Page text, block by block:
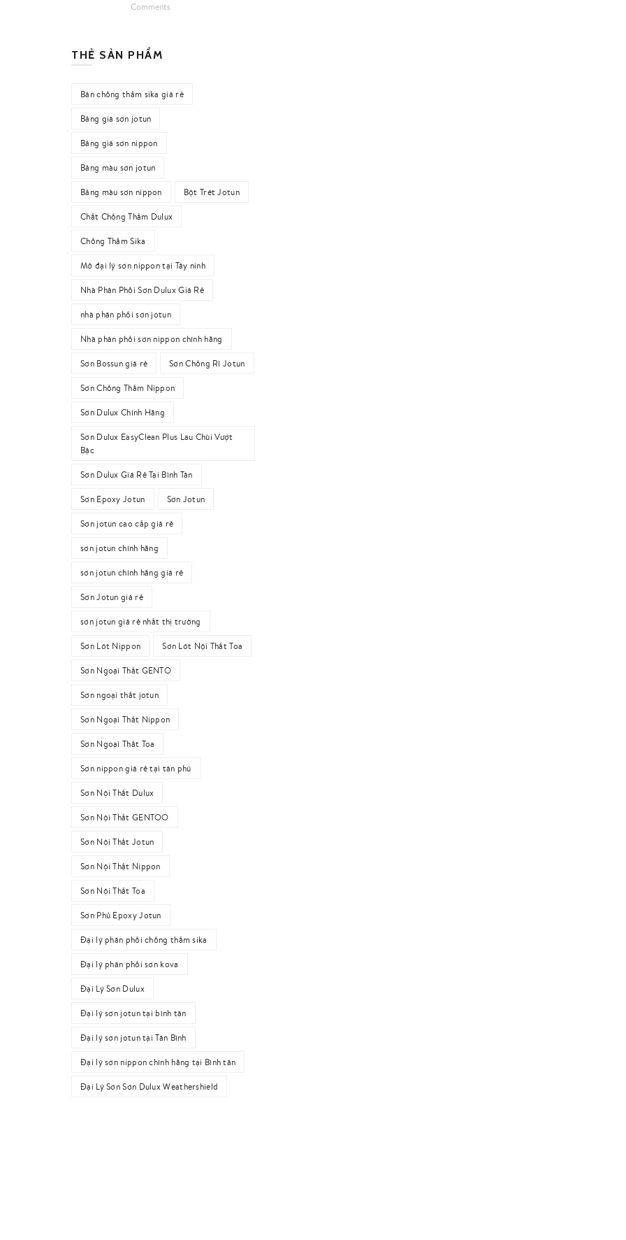
Comments
THẺ SẢN PHẨM
Bán chống thấm sika giá rẻ
Bảng giá sơn jotun
Bảng giá sơn nippon
Bảng màu sơn jotun
Bảng màu sơn nippon Bột Trét Jotun
Chất Chống Thấm Dulux
Chống Thấm Sika
Mở đại lý sơn nippon tại Tây ninh
Nhà Phân Phối Sơn Dulux Giá Rẻ
nhà phân phối sơn jotun
Nhà phân phối sơn nippon chính hãng
Sơn Bossun giá rẻ Sơn Chống Rỉ Jotun
Sơn Chống Thấm Nippon
Sơn Dulux Chính Hãng
Sơn Dulux EasyClean Plus Lau Chùi Vượt
Bậc
Sơn Dulux Giá Rẻ Tại Bình Tân
Sơn Epoxy Jotun Sơn Jotun
Sơn jotun cao cấp giá rẻ
sơn jotun chính hãng
sơn jotun chính hãng giá rẻ
Sơn Jotun giá rẻ
sơn jotun giá rẻ nhất thị trường
Sơn Lót Nippon Sơn Lót Nội Thất Toa
Sơn Ngoại Thất GENTO
Sơn ngoại thất jotun
Sơn Ngoại Thất Nippon
Sơn Ngoại Thất Toa
Sơn nippon giá rẻ tại tân phú
Sơn Nội Thất Dulux
Sơn Nội Thất GENTOO
Sơn Nội Thất Jotun
Sơn Nội Thất Nippon
Sơn Nội Thất Toa
Sơn Phủ Epoxy Jotun
Đại lý phân phối chống thấm sika
Đại lý phân phối sơn kova
Đại Lý Sơn Dulux
Đại lý sơn jotun tại bình tân
Đại lý sơn jotun tại Tân Bình
Đại lý sơn nippon chính hãng tại Bình tân
Đại Lý Sơn Sơn Dulux Weathershield